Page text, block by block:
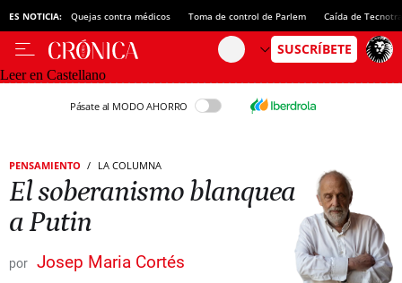
ES NOTICIA: Quejas contra médicos Toma de control de Parlem Caída de
Leer en Castellano
Pásate al MODO AHORRO
PENSAMIENTO LA COLUMNA
El soberanismo blanquea
a Putin
Josep Maria Cortés